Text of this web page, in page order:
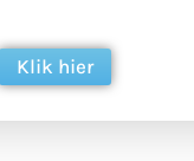
Klik hier